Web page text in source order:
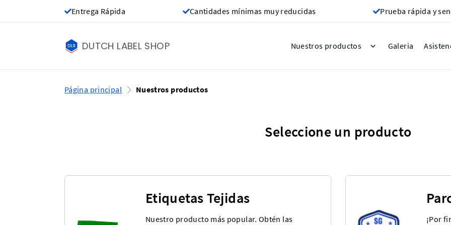
Entrega Rápida Cantidades mínimas muy reducidas Prueba rápida y
DUTCH LABEL SHOP Nuestros productos Galeria
Página principal Nuestros productos
Seleccione un producto
Etiquetas Tejidas
Nuestro producto más popular. Obtén las ¡Por